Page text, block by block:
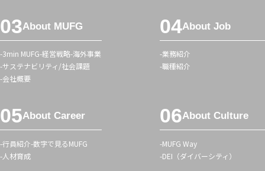
ニ
ュ
ー
About MUFG
3min MUFG 経営戦略 海外事業
サステナビリティ/社会課題
会社概要
About Job
業務紹介
職種紹介
About Career
行員紹介 数字で見るMUFG
人材育成
About Culture
MUFG Way
DEI（ダイバーシティ）